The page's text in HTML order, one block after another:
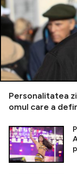
Personalitatea
omul care a